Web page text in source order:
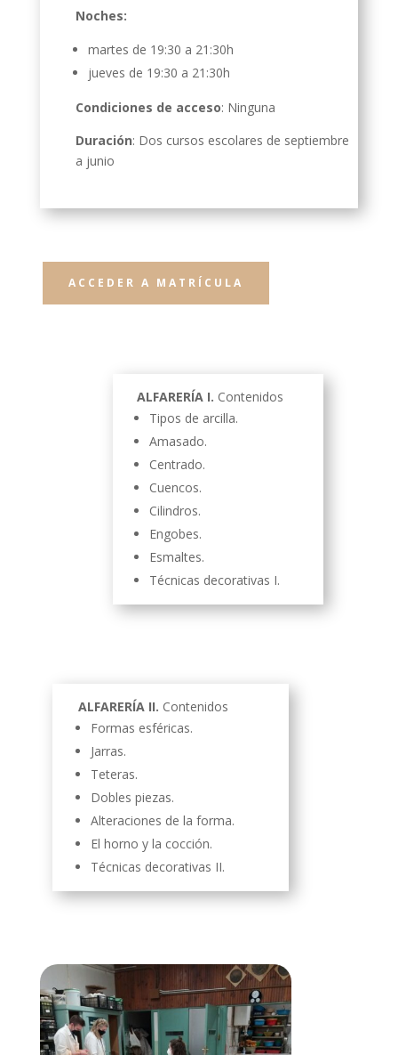
Noches:
martes de 19:30 a 21:30h
jueves de 19:30 a 21:30h
Condiciones de acceso: Ninguna
Duración: Dos cursos escolares de septiembre
a junio
ACCEDER A MATRÍCULA
ALFARERÍA I. Contenidos
Tipos de arcilla.
Amasado.
Centrado.
Cuencos.
Cilindros.
Engobes.
Esmaltes.
Técnicas decorativas I.
ALFARERÍA II. Contenidos
Formas esféricas.
Jarras.
Teteras.
Dobles piezas.
Alteraciones de la forma.
El horno y la cocción.
Técnicas decorativas II.